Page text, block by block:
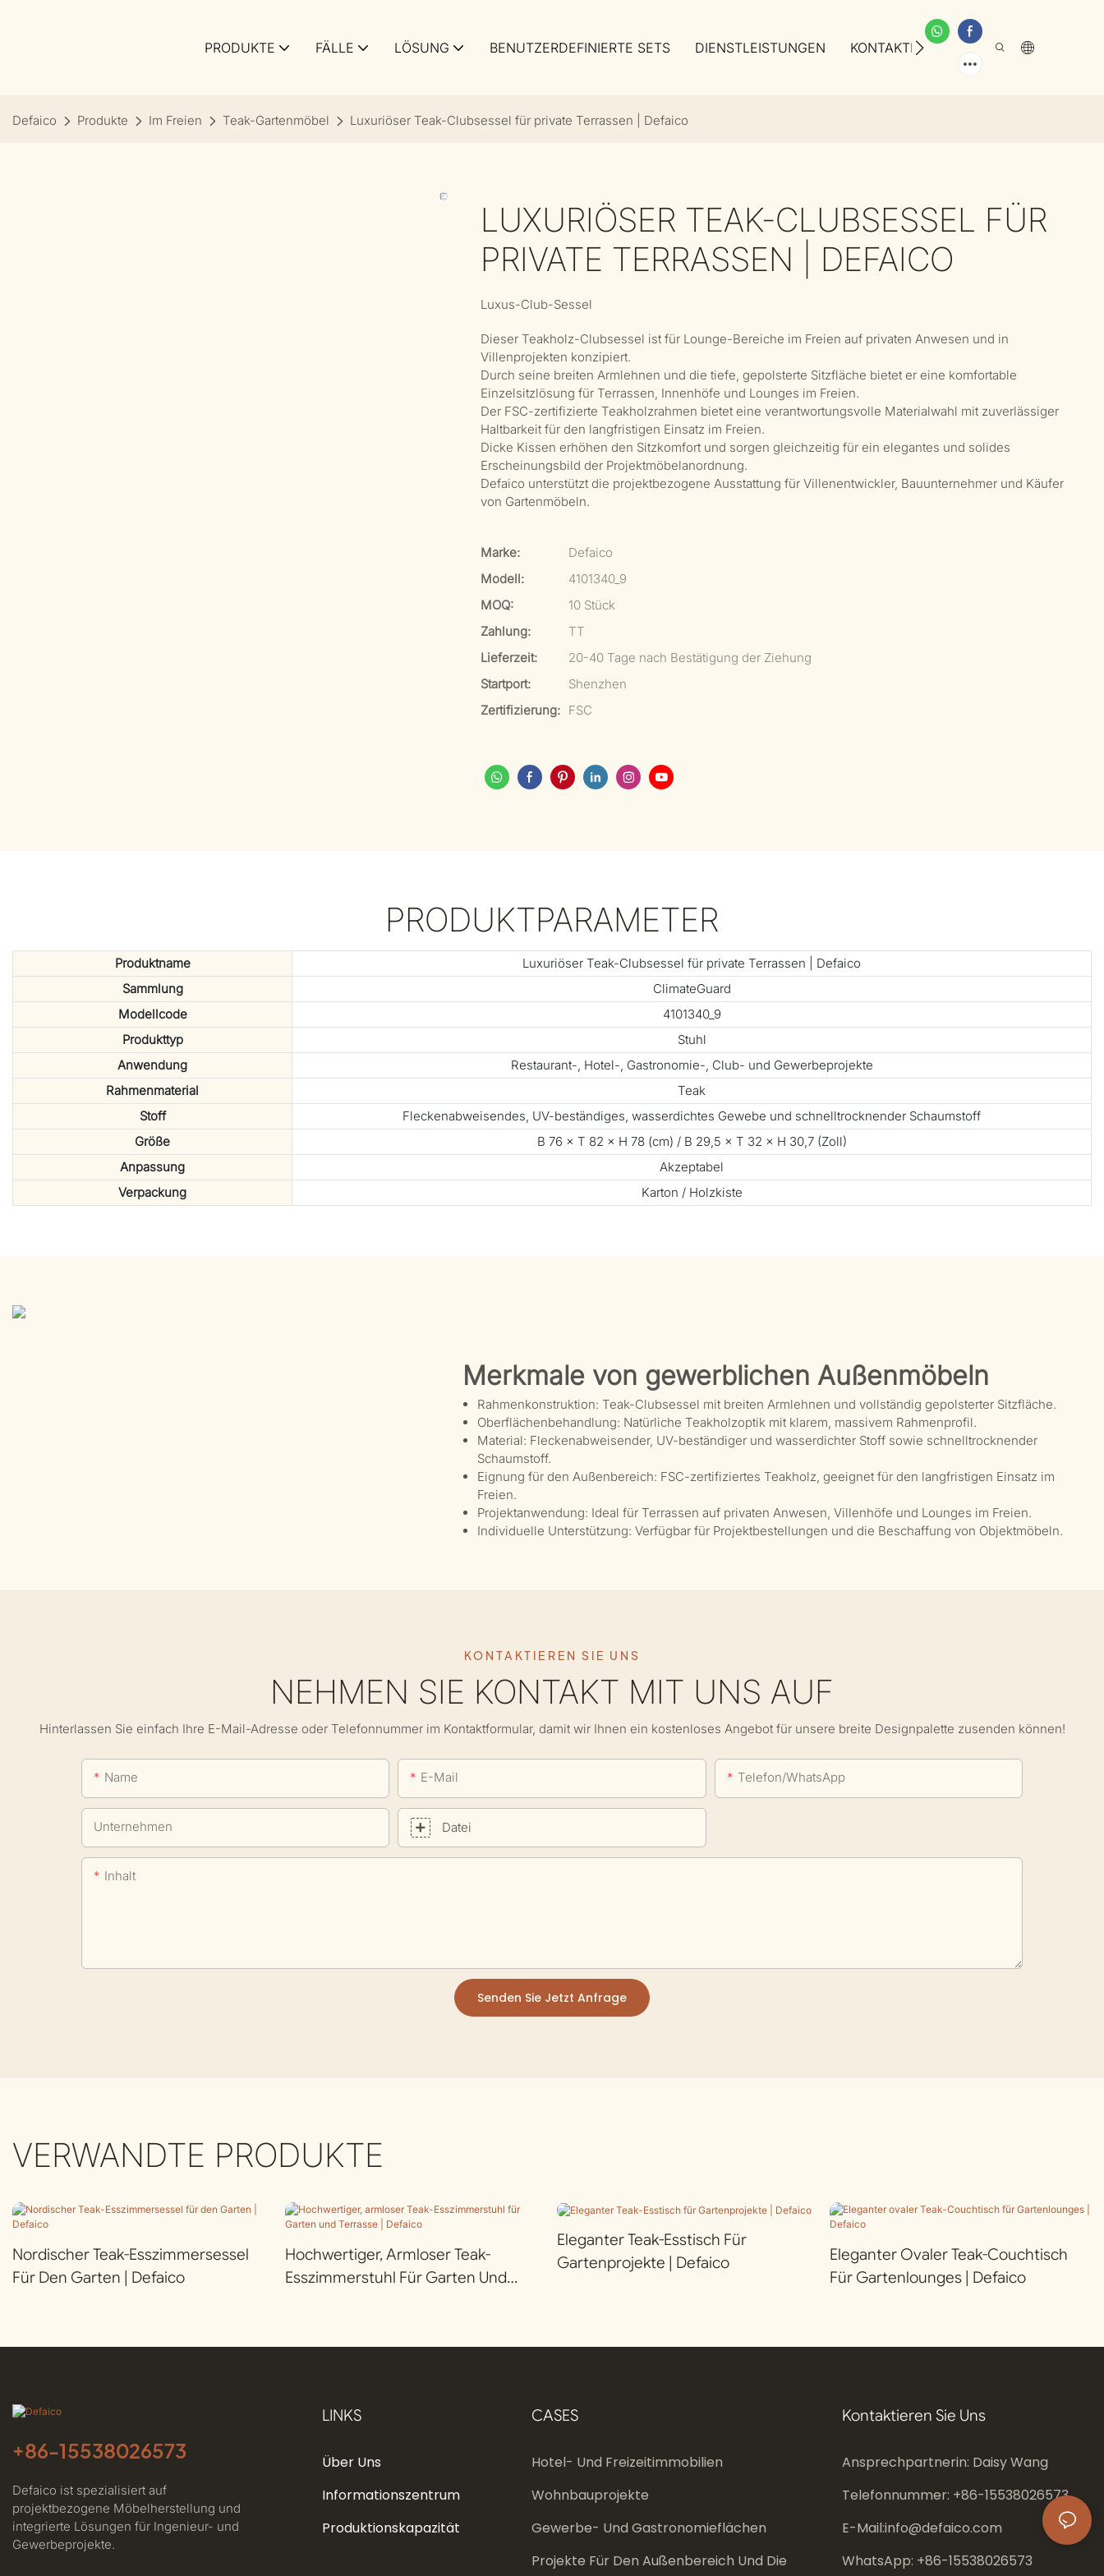
PRODUKTE FÄLLE LÖSUNG BENUTZERDEFINIERTE SETS DIENSTLEISTUNGEN KONTAKTIEREN SIE UNS ÜBER UNS
Defaico Produkte Im Freien Teak-Gartenmöbel Luxuriöser Teak-Clubsessel für private Terrassen | Defaico
LUXURIÖSER TEAK-CLUBSESSEL FÜR
PRIVATE TERRASSEN | DEFAICO
Luxus-Club-Sessel
Dieser Teakholz-Clubsessel ist für Lounge-Bereiche im Freien auf privaten Anwesen und in
Villenprojekten konzipiert.
Durch seine breiten Armlehnen und die tiefe, gepolsterte Sitzfläche bietet er eine komfortable
Einzelsitzlösung für Terrassen, Innenhöfe und Lounges im Freien.
Der FSC-zertifizierte Teakholzrahmen bietet eine verantwortungsvolle Materialwahl mit zuverlässiger
Haltbarkeit für den langfristigen Einsatz im Freien.
Dicke Kissen erhöhen den Sitzkomfort und sorgen gleichzeitig für ein elegantes und solides
Erscheinungsbild der Projektmöbelanordnung.
Defaico unterstützt die projektbezogene Ausstattung für Villenentwickler, Bauunternehmer und Käufer
von Gartenmöbeln.
Marke:
Defaico
Modell:
4101340_9
MOQ:
10 Stück
Zahlung:
TT
Lieferzeit:
20-40 Tage nach Bestätigung der Ziehung
Startport:
Shenzhen
Zertifizierung: FSC
PRODUKTPARAMETER
Produktname
Luxuriöser Teak-Clubsessel für private Terrassen | Defaico
Sammlung
ClimateGuard
Modellcode
4101340_9
Produkttyp
Stuhl
Anwendung
Restaurant-, Hotel-, Gastronomie-, Club- und Gewerbeprojekte
Rahmenmaterial
Teak
Stoff
Fleckenabweisendes, UV-beständiges, wasserdichtes Gewebe und schnelltrocknender Schaumstoff
Größe
B 76 × T 82 × H 78 (cm) / B 29,5 × T 32 × H 30,7 (Zoll)
Anpassung
Akzeptabel
Verpackung
Karton / Holzkiste
Merkmale von gewerblichen Außenmöbeln
Rahmenkonstruktion: Teak-Clubsessel mit breiten Armlehnen und vollständig gepolsterter Sitzfläche.
Oberflächenbehandlung: Natürliche Teakholzoptik mit klarem, massivem Rahmenprofil.
Material: Fleckenabweisender, UV-beständiger und wasserdichter Stoff sowie schnelltrocknender
Schaumstoff.
Eignung für den Außenbereich: FSC-zertifiziertes Teakholz, geeignet für den langfristigen Einsatz im
Freien.
Projektanwendung: Ideal für Terrassen auf privaten Anwesen, Villenhöfe und Lounges im Freien.
Individuelle Unterstützung: Verfügbar für Projektbestellungen und die Beschaffung von Objektmöbeln.
KONTAKTIEREN SIE UNS
NEHMEN SIE KONTAKT MIT UNS AUF
Hinterlassen Sie einfach Ihre E-Mail-Adresse oder Telefonnummer im Kontaktformular, damit wir Ihnen ein kostenloses Angebot für unsere breite Designpalette zusenden können!
Name E-Mail Telefon/WhatsApp
Unternehmen Datei
Inhalt
Senden Sie Jetzt Anfrage
VERWANDTE PRODUKTE
Nordischer Teak-Esszimmersessel
Für Den Garten | Defaico
Hochwertiger, Armloser Teak-
Esszimmerstuhl Für Garten Und
Eleganter Teak-Esstisch Für
Gartenprojekte | Defaico
Eleganter Ovaler Teak-Couchtisch
Für Gartenlounges | Defaico
+86-15538026573
Defaico ist spezialisiert auf
projektbezogene Möbelherstellung und
integrierte Lösungen für Ingenieur- und
Gewerbeprojekte.
LINKS
Über Uns
Informationszentrum
Produktionskapazität
CASES
Hotel- Und Freizeitimmobilien
Wohnbauprojekte
Gewerbe- Und Gastronomieflächen
Projekte Für Den Außenbereich Und Die
Kontaktieren Sie Uns
Ansprechpartnerin: Daisy Wang
Telefonnummer: +86-15538026573
E-Mail:info@defaico.com
WhatsApp: +86-15538026573